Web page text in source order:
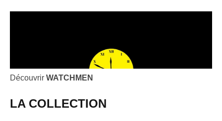
Découvrir WATCHMEN
LA COLLECTION